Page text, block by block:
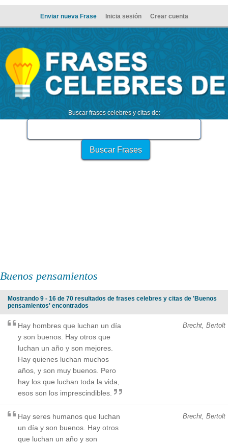
Enviar nueva Frase Inicia sesión Crear cuenta
Buscar frases celebres y citas de:
Buenos pensamientos
Mostrando 9 - 16 de 70 resultados de frases celebres y citas de 'Buenos
pensamientos' encontrados
Brecht, Bertolt
Hay hombres que luchan un día
y son buenos. Hay otros que
luchan un año y son mejores.
Hay quienes luchan muchos
años, y son muy buenos. Pero
hay los que luchan toda la vida,
esos son los imprescindibles.
Brecht, Bertolt
Hay seres humanos que luchan
un día y son buenos. Hay otros
que luchan un año y son